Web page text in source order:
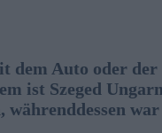
dem Auto oder
ist Szeged